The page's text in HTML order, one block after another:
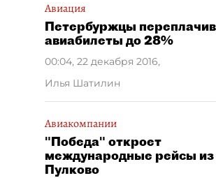
Авиация
Петербуржцы
авиабилеты до 28%
00:04, 22 декабря 2016,
Илья Шатилин
Авиакомпании
"Победа" откроет
международные рейсы из
Пулково